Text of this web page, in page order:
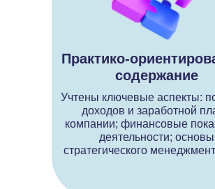
Практико-
содержание
Учтены ключевые аспекты:
доходов и заработной
компании; финансовые
деятельности; основы
стратегического